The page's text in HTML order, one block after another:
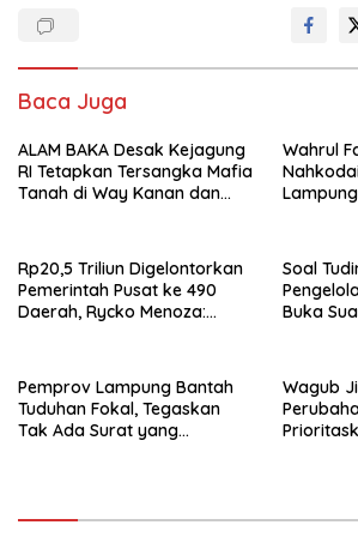
Baca Juga
ALAM BAKA Desak Kejagung
RI Tetapkan Tersangka Mafia
Tanah di Way Kanan dan
Wahrul
Rp20,5 Triliun Digelontorkan
Pemerintah Pusat ke 490
Daerah, Rycko Menoza:
Lampung
Soal
Buka
Pemprov Lampung Bantah
Tuduhan Fokal, Tegaskan
Tak Ada Surat yang
Wagub